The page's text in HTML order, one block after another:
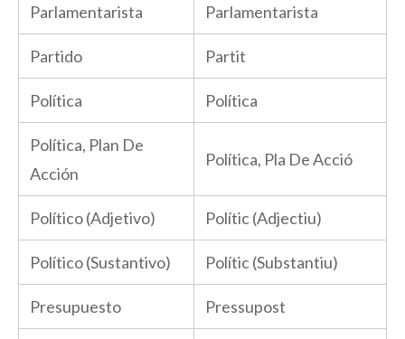
Parlamentarista Parlamentarista
Partido Partit
Política Política
Política, Plan De
Acción
Política, Pla De Acció
Político (Adjetivo) Polític (Adjectiu)
Político (Sustantivo) Polític (Substantiu)
Presupuesto Pressupost